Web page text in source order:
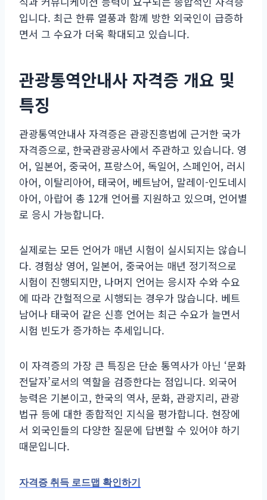
입니다. 최근 한류 열풍과 함께 방한 외국인이 급증하
면서 그 수요가 더욱 확대되고 있습니다.
관광통역안내사 자격증 개요 및
특징
관광통역안내사 자격증은 관광진흥법에 근거한 국가
자격증으로, 한국관광공사에서 주관하고 있습니다. 영
어, 일본어, 중국어, 프랑스어, 독일어, 스페인어, 러시
아어, 이탈리아어, 태국어, 베트남어, 말레이-인도네시
아어, 아랍어 총 12개 언어를 지원하고 있으며, 언어별
로 응시 가능합니다.
실제로는 모든 언어가 매년 시험이 실시되지는 않습니
다. 경험상 영어, 일본어, 중국어는 매년 정기적으로
시험이 진행되지만, 나머지 언어는 응시자 수와 수요
에 따라 간헐적으로 시행되는 경우가 많습니다. 베트
남어나 태국어 같은 신흥 언어는 최근 수요가 늘면서
시험 빈도가 증가하는 추세입니다.
이 자격증의 가장 큰 특징은 단순 통역사가 아닌 ‘문화
전달자’로서의 역할을 검증한다는 점입니다. 외국어
능력은 기본이고, 한국의 역사, 문화, 관광지리, 관광
법규 등에 대한 종합적인 지식을 평가합니다. 현장에
서 외국인들의 다양한 질문에 답변할 수 있어야 하기
때문입니다.
자격증 취득 로드맵 확인하기